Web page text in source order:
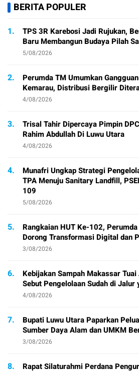
BERITA POPULER
1.
TPS 3R Karebosi Jadi Rujukan,
Baru Membangun Budaya Pilah
5/08/2026
2.
Perumda TM Umumkan
Kemarau, Distribusi Bergilir
4/08/2026
3.
Trisal Tahir Dipercaya Pimpin
Rahim Abdullah Di Luwu Utara
4/08/2026
4.
Munafri Ungkap Strategi
TPA Menuju Sanitary Landfill,
109
5/08/2026
5.
Rangkaian HUT Ke-102,
Dorong Transformasi Digital dan
3/08/2026
6.
Kebijakan Sampah Makassar
Sebut Pengelolaan Sudah di Jalur
4/08/2026
7.
Bupati Luwu Utara Paparkan
Sumber Daya Alam dan UMKM
3/08/2026
8.
Rapat Silaturahmi Perdana